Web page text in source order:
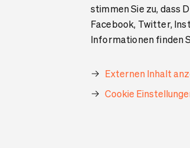
stimmen Sie zu, dass
Facebook, Twitter,
Informationen finden
Externen Inhalt
Cookie